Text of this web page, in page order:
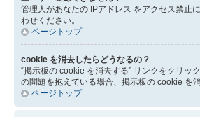
管理人があなたの IPアドレス をアクセス禁止
わせください。
ページトップ
cookie を消去したらどうなるの？
“掲示板の cookie を消去する” リンクをクリ
の問題を抱えている場合、掲示板の cookie を
ページトップ